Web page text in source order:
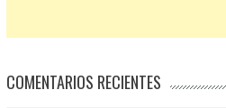
COMENTARIOS RECIENTES